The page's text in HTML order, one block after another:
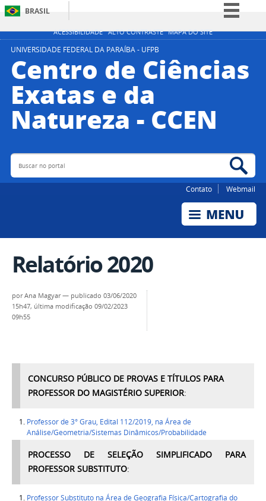
ACESSIBILIDADE ALTO CONTRASTE MAPA DO SITE
BRASIL
Simplifique!
Participe
Canais
UNIVERSIDADE FEDERAL DA PARAÍBA - UFPB
Centro de Ciências
Exatas e da
Natureza - CCEN
Buscar no portal
Contato Webmail
Relatório 2020
porAna Magyar— publicado 03/06/2020
15h47, última modificação 09/02/2023
09h55
CONCURSO PÚBLICO DE PROVAS E TÍTULOS PARA
PROFESSOR DO MAGISTÉRIO SUPERIOR:
Professor de 3° Grau, Edital 112/2019, na Área de
Análise/Geometria/Sistemas Dinâmicos/Probabilidade
PROCESSO DE SELEÇÃO SIMPLIFICADO PARA
PROFESSOR SUBSTITUTO:
Professor Substituto na Área de Geografia Física/Cartografia do